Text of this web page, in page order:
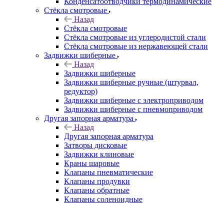
Стёкла смотровые
Назад
Стёкла смотровые
Стёкла смотровые из углеродистой стали
Стёкла смотровые из нержавеющей стали
Задвижки шиберные
Назад
Задвижки шиберные
Задвижки шиберные ручные (штурвал,
редуктор)
Задвижки шиберные с электроприводом
Задвижки шиберные с пневмоприводом
Другая запорная арматура
Назад
Другая запорная арматура
Затворы дисковые
Задвижки клиновые
Краны шаровые
Клапаны пневматические
Клапаны продувки
Клапаны обратные
Клапаны соленоидные